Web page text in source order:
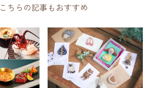
こちらの記事もおすすめ